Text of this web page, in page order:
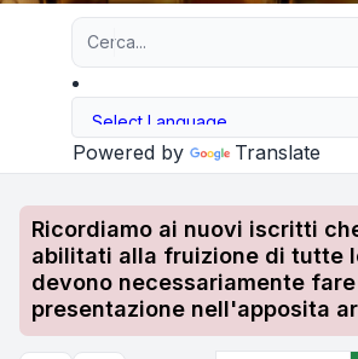
Powered by Translate
Ricordiamo ai nuovi iscritti
abilitati alla fruizione di tutte
devono necessariamente
presentazione nell'apposita